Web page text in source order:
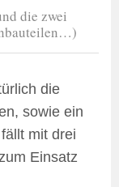
die zwei
die
sowie ein
mit drei
Einsatz